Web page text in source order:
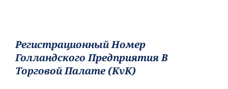
Регистрационный Номер
Голландского Предприятия В
Торговой Палате (KvK)